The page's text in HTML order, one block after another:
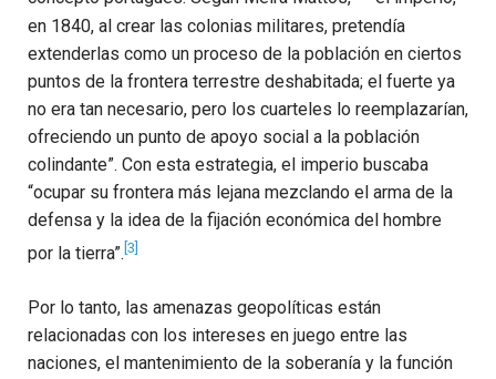
en 1840, al crear las colonias militares, pretendía
extenderlas como un proceso de la población en ciertos
puntos de la frontera terrestre deshabitada; el fuerte ya
no era tan necesario, pero los cuarteles lo reemplazarían,
ofreciendo un punto de apoyo social a la población
colindante”. Con esta estrategia, el imperio buscaba
“ocupar su frontera más lejana mezclando el arma de la
defensa y la idea de la fijación económica del hombre
por la tierra”. [3]
Por lo tanto, las amenazas geopolíticas están
relacionadas con los intereses en juego entre las
naciones, el mantenimiento de la soberanía y la función